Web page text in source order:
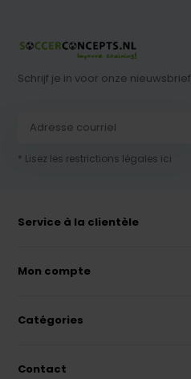
Schrijf je in voor onze nieuwsbrief
* Lisez les restrictions légales ici
Service à la clientèle
Mon compte
Catégories
Contact